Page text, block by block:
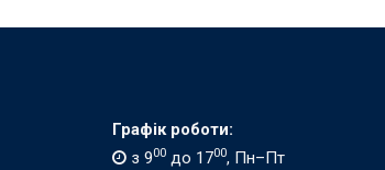
Графік роботи:
з 900 до 1700, Пн–Пт